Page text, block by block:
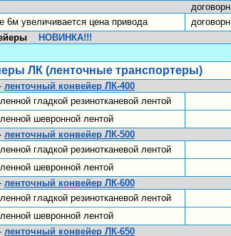
договорн.
увеличивается цена привода
договорн.
НОВИНКА!!!
ЛК (ленточные транспортеры)
ленточный конвейер ЛК-400
гладкой резинотканевой лентой
шевронной лентой
ленточный конвейер ЛК-500
гладкой резинотканевой лентой
шевронной лентой
ленточный конвейер ЛК-600
гладкой резинотканевой лентой
шевронной лентой
ленточный конвейер ЛК-650